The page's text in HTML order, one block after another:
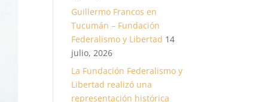
Guillermo Francos en
Tucumán – Fundación
Federalismo y Libertad 14
julio, 2026
La Fundación Federalismo y
Libertad realizó una
representación histórica